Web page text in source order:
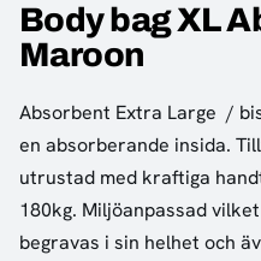
Body bag XL
Maroon
Absorbent Extra Large /
en absorberande insida.
utrustad med kraftiga
180kg. Miljöanpassad
begravas i sin helhet och